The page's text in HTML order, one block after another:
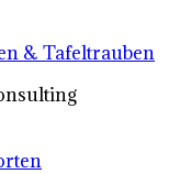
& Tafeltrauben